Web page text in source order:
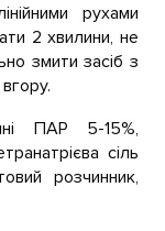
рухами
2 хвилини, не
змити засіб з
ПАР 5-15%,
сіль
розчинник,